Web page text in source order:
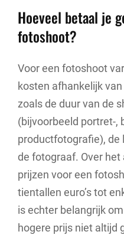
Hoeveel betaal je
fotoshoot?
Voor een fotoshoot
kosten afhankelijk
zoals de duur van de
(bijvoorbeeld portret-,
productfotografie), de
de fotograaf. Over
prijzen voor een
tientallen euro’s tot
is echter belangrijk
hogere prijs niet altijd